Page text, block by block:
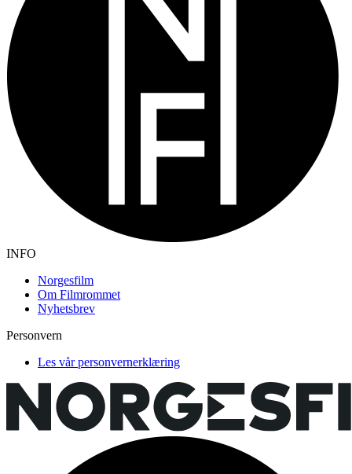
INFO
Norgesfilm
Om Filmrommet
Nyhetsbrev
Personvern
Les vår personvernerklæring